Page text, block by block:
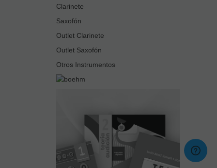
Clarinete
Saxofón
Outlet Clarinete
Outlet Saxofón
Otros Instrumentos